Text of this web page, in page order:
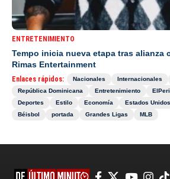
ENTRETENIMIENTO
Tempo inicia nueva etapa tras alianza
Rimas Entertainment
Enlaces rápidos: Nacionales Internacionales
República Dominicana
Entretenimiento
Deportes
Estilo Economía Estados Unidos
Béisbol
portada Grandes Ligas MLB